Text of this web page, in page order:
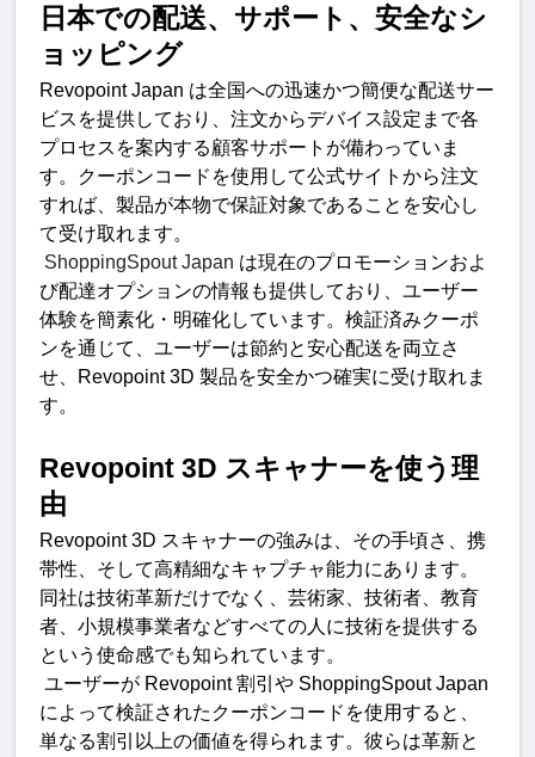
日本での配送、サポート、安全なシ
ョッピング
Revopoint Japan は全国への迅速かつ簡便な配送サー
ビスを提供しており、注文からデバイス設定まで各
プロセスを案内する顧客サポートが備わっていま
す。クーポンコードを使用して公式サイトから注文
すれば、製品が本物で保証対象であることを安心し
て受け取れます。
ShoppingSpout Japan は現在のプロモーションおよ
び配達オプションの情報も提供しており、ユーザー
体験を簡素化・明確化しています。検証済みクーポ
ンを通じて、ユーザーは節約と安心配送を両立さ
せ、
Revopoint 3D 製品を安全かつ確実に受け取れま
す。
Revopoint 3D スキャナーを使う理
由
Revopoint 3D スキャナーの強みは、その手頃さ、携
帯性、そして高精細なキャプチャ能力にあります。
同社は技術革新だけでなく、芸術家、技術者、教育
者、小規模事業者などすべての人に技術を提供する
という使命感でも知られています。
ユーザーが Revopoint 割引や
によって検証されたクーポンコードを使用すると、
単なる割引以上の価値を得られます。彼らは革新と